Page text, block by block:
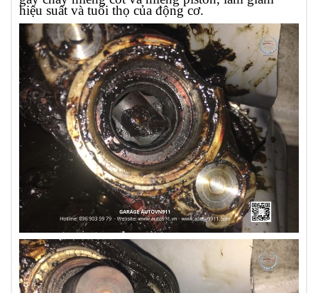
hiệu suất và tuổi thọ của động cơ.